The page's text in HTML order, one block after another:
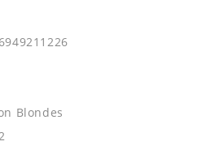
Blondes